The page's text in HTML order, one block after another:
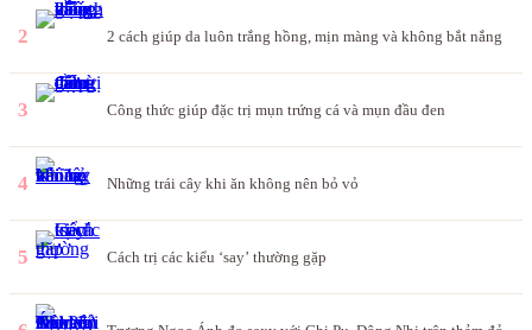
2 2 cách giúp da luôn trắng hồng, mịn màng và không bắt nắng
3 Công thức giúp đặc trị mụn trứng cá và mụn đầu đen
4 Những trái cây khi ăn không nên bỏ vỏ
5 Cách trị các kiểu ‘say’ thường gặp